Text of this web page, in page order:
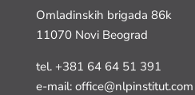
Omladinskih brigada 86k
11070 Novi Beograd
tel. +381 64 64 51 391
e-mail: office@nlpinstitut.com